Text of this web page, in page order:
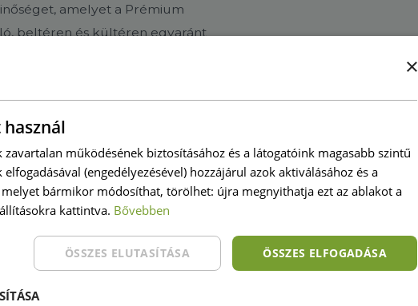
amelyet a Prémium
beltéren és kültéren egyaránt
– évekig megőrzi
az általad megadott címre.
csomagod a Magyar Posta
×
működésének biztosításához és a látogatóink magasabb szintű
(engedélyezésével) hozzájárul azok aktiválásához és a
melyet bármikor módosíthat, törölhet: újra megnyithatja ezt az ablakot a
kattintva. Bővebben
ÖSSZES ELFOGADÁSA
ÖSSZES ELUTASÍTÁSA